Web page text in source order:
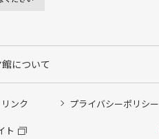
について
リンク プライバシーポリシー
ト換/その他ピット作業の予約